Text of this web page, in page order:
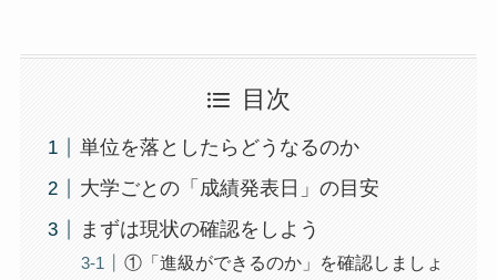
目次
単位を落としたらどうなるのか
大学ごとの「成績発表日」の目安
まずは現状の確認をしよう
①「進級ができるのか」を確認しましょ